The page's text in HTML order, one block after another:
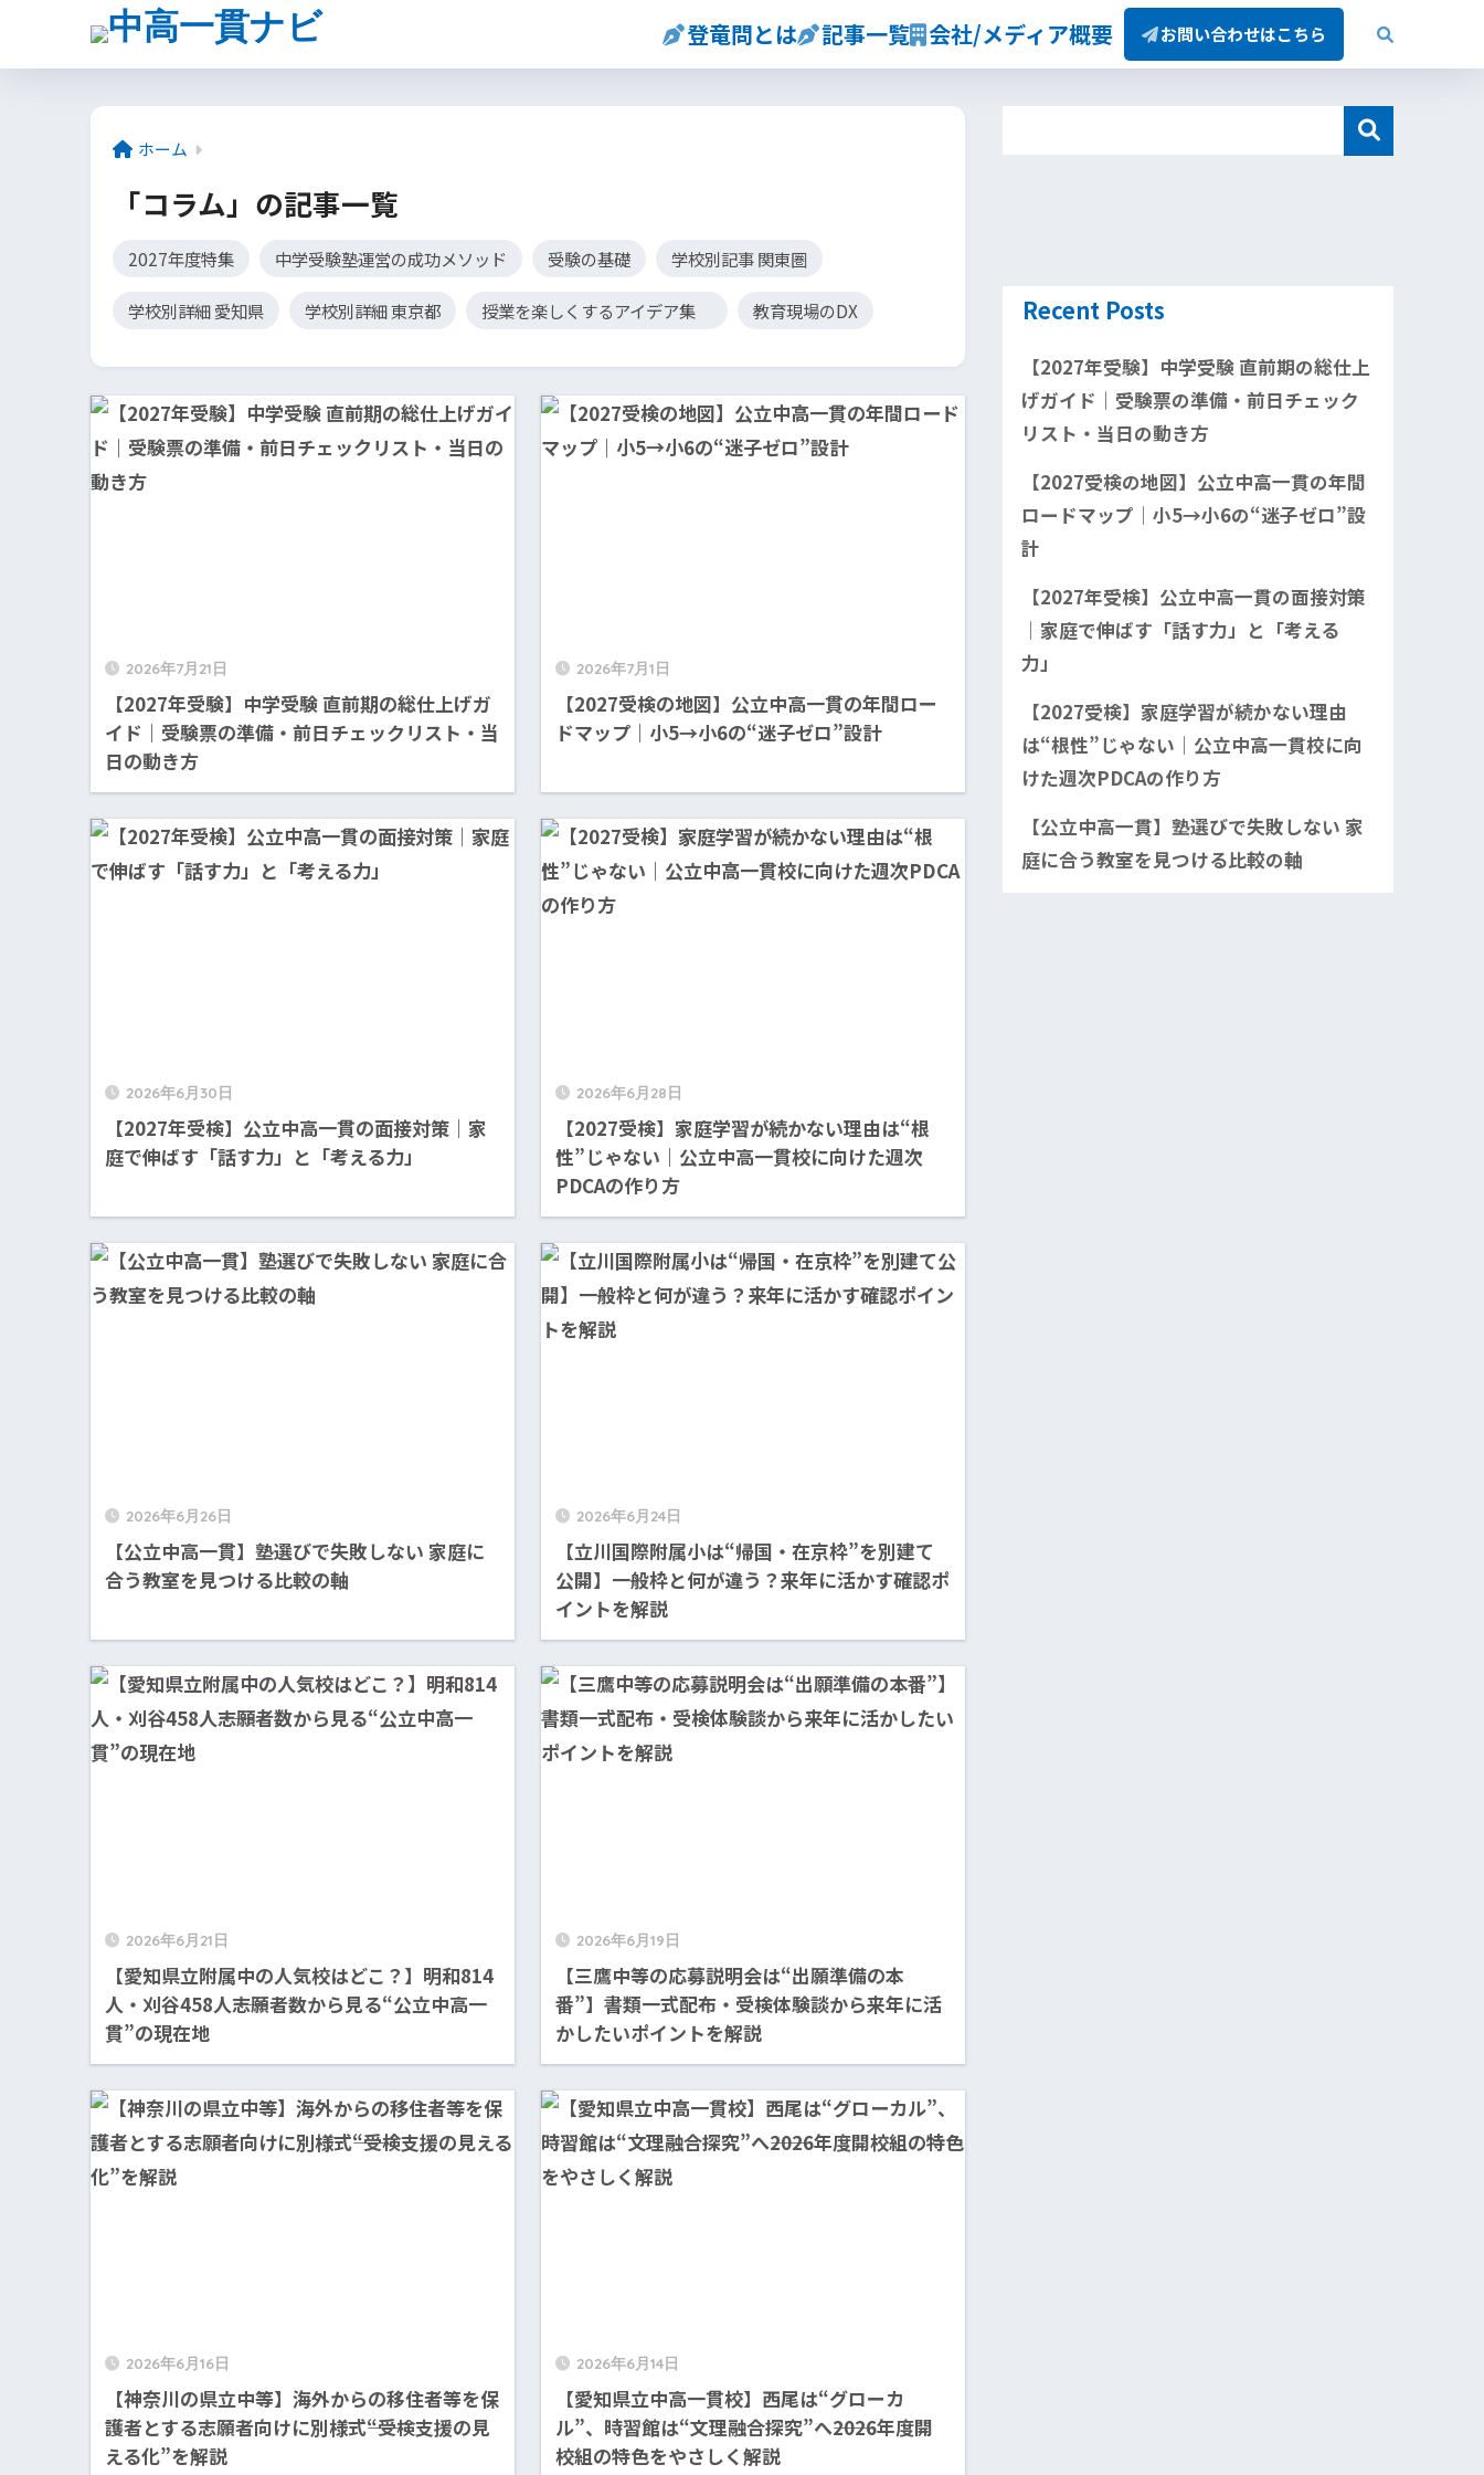
登竜問とは 記事一覧 会社/メディア概要 お問い合わせはこちら
ホーム
「コラム」の記事一覧
2027年度特集 中学受験塾運営の成功メソッド 受験の基礎 学校別記事 関東圏
学校別詳細 愛知県 学校別詳細 東京都 授業を楽しくするアイデア集 教育現場のDX
2026年7月21日
【2027年受験】中学受験 直前期の総仕上げガ
イド｜受験票の準備・前日チェックリスト・当
日の動き方
2026年7月1日
【2027受検の地図】公立中高一貫の年間ロー
ドマップ｜小5→小6の“迷子ゼロ”設計
2026年6月30日
【2027年受検】公立中高一貫の面接対策｜家
庭で伸ばす「話す力」と「考える力」
2026年6月28日
【2027受検】家庭学習が続かない理由は“根
性”じゃない｜公立中高一貫校に向けた週次
PDCAの作り方
2026年6月26日
【公立中高一貫】塾選びで失敗しない 家庭に
合う教室を見つける比較の軸
2026年6月24日
【立川国際附属小は“帰国・在京枠”を別建て
公開】一般枠と何が違う？来年に活かす確認ポ
イントを解説
2026年6月21日
【愛知県立附属中の人気校はどこ？】明和814
人・刈谷458人――志願者数から見る“公立中高一
貫”の現在地
2026年6月19日
【三鷹中等の応募説明会は“出願準備の本
番”】書類一式配布・受検体験談から来年に活
かしたいポイントを解説
2026年6月16日
【神奈川の県立中等】海外からの移住者等を保
護者とする志願者向けに別様式――“受検支援の見
える化”を解説
2026年6月14日
【愛知県立中高一貫校】西尾は“グローカ
ル”、時習館は“文理融合探究”へ――2026年度開
校組の特色をやさしく解説
Recent Posts
【2027年受験】中学受験 直前期の総仕上
げガイド｜受験票の準備・前日チェック
リスト・当日の動き方
【2027受検の地図】公立中高一貫の年間
ロードマップ｜小5→小6の“迷子ゼロ”設
計
【2027年受検】公立中高一貫の面接対策
｜家庭で伸ばす「話す力」と「考える
力」
【2027受検】家庭学習が続かない理由
は“根性”じゃない｜公立中高一貫校に向
けた週次PDCAの作り方
【公立中高一貫】塾選びで失敗しない 家
庭に合う教室を見つける比較の軸